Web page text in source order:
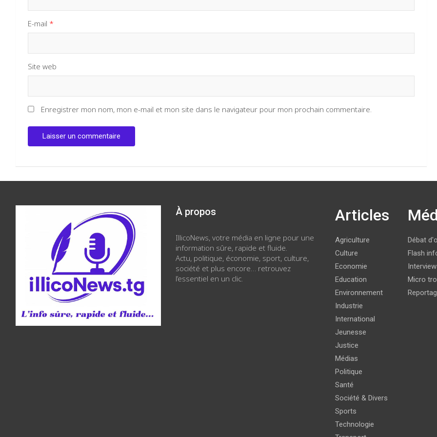
E-mail *
Site web
Enregistrer mon nom, mon e-mail et mon site dans le navigateur pour mon prochain commentaire.
À propos
IllicoNews, votre média en ligne pour une
information sûre, rapide et fluide.
Actu, politique, économie, sport, culture,
société et plus encore… retrouvez
l’essentiel en un clic.
Articles
Agriculture
Culture
Economie
Education
Environnement
Industrie
International
Jeunesse
Justice
Médias
Politique
Santé
Société & Divers
Sports
Technologie
Débat
Flash
Micro